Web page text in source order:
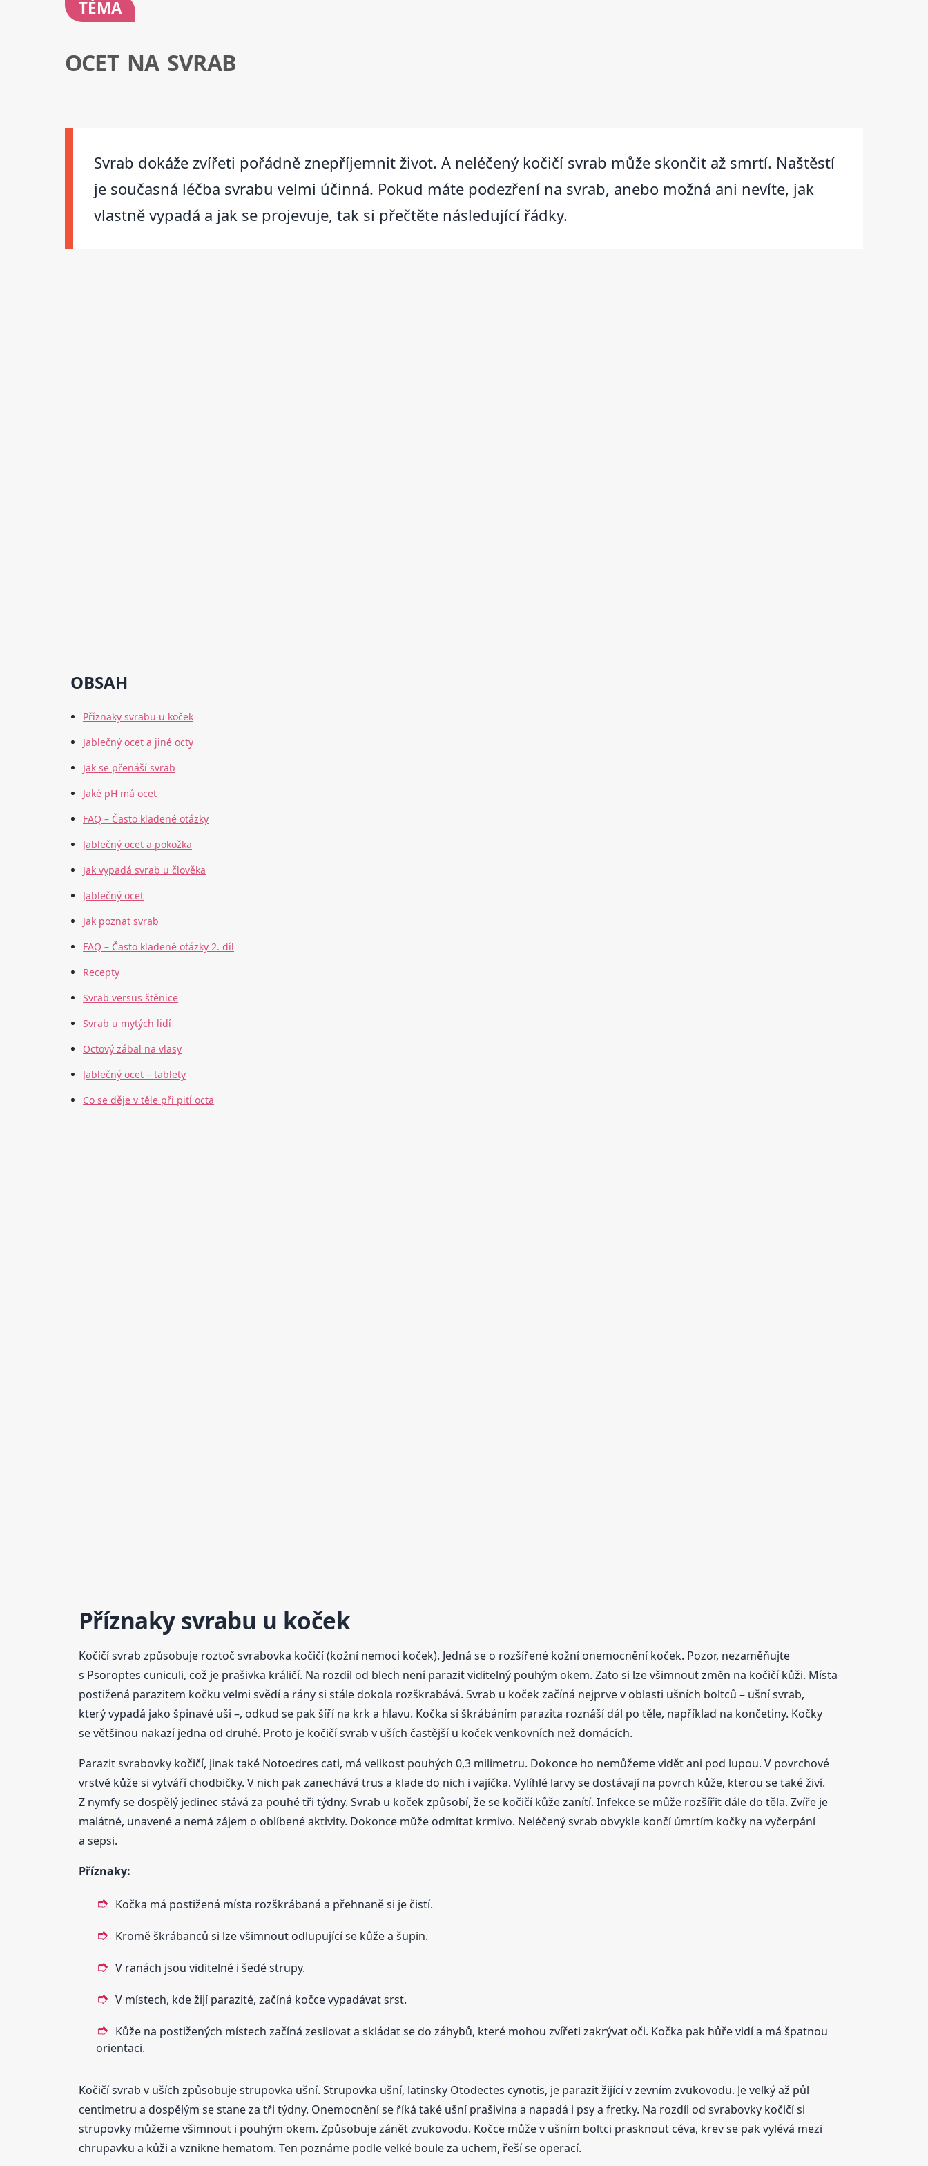
TÉMA
OCET NA SVRAB
Svrab dokáže zvířeti pořádně znepříjemnit život. A neléčený kočičí svrab může skončit až smrtí. Naštěstí
je současná léčba svrabu velmi účinná. Pokud máte podezření na svrab, anebo možná ani nevíte, jak
vlastně vypadá a jak se projevuje, tak si přečtěte následující řádky.
OBSAH
Příznaky svrabu u koček
Jablečný ocet a jiné octy
Jak se přenáší svrab
Jaké pH má ocet
FAQ – Často kladené otázky
Jablečný ocet a pokožka
Jak vypadá svrab u člověka
Jablečný ocet
Jak poznat svrab
FAQ – Často kladené otázky 2. díl
Recepty
Svrab versus štěnice
Svrab u mytých lidí
Octový zábal na vlasy
Jablečný ocet – tablety
Co se děje v těle při pití octa
Příznaky svrabu u koček
Kočičí svrab způsobuje roztoč svrabovka kočičí (kožní nemoci koček). Jedná se o rozšířené kožní onemocnění koček. Pozor, nezaměňujte
s Psoroptes cuniculi, což je prašivka králičí. Na rozdíl od blech není parazit viditelný pouhým okem. Zato si lze všimnout změn na kočičí kůži. Místa
postižená parazitem kočku velmi svědí a rány si stále dokola rozškrabává. Svrab u koček začíná nejprve v oblasti ušních boltců – ušní svrab,
který vypadá jako špinavé uši –, odkud se pak šíří na krk a hlavu. Kočka si škrábáním parazita roznáší dál po těle, například na končetiny. Kočky
se většinou nakazí jedna od druhé. Proto je kočičí svrab v uších častější u koček venkovních než domácích.
Parazit svrabovky kočičí, jinak také Notoedres cati, má velikost pouhých 0,3 milimetru. Dokonce ho nemůžeme vidět ani pod lupou. V povrchové
vrstvě kůže si vytváří chodbičky. V nich pak zanechává trus a klade do nich i vajíčka. Vylíhlé larvy se dostávají na povrch kůže, kterou se také živí.
Z nymfy se dospělý jedinec stává za pouhé tři týdny. Svrab u koček způsobí, že se kočičí kůže zanítí. Infekce se může rozšířit dále do těla. Zvíře je
malátné, unavené a nemá zájem o oblíbené aktivity. Dokonce může odmítat krmivo. Neléčený svrab obvykle končí úmrtím kočky na vyčerpání
a sepsi.
Příznaky:
Kočka má postižená místa rozškrábaná a přehnaně si je čistí.
Kromě škrábanců si lze všimnout odlupující se kůže a šupin.
V ranách jsou viditelné i šedé strupy.
V místech, kde žijí parazité, začíná kočce vypadávat srst.
Kůže na postižených místech začíná zesilovat a skládat se do záhybů, které mohou zvířeti zakrývat oči. Kočka pak hůře vidí a má špatnou
orientaci.
Kočičí svrab v uších způsobuje strupovka ušní. Strupovka ušní, latinsky Otodectes cynotis, je parazit žijící v zevním zvukovodu. Je velký až půl
centimetru a dospělým se stane za tři týdny. Onemocnění se říká také ušní prašivina a napadá i psy a fretky. Na rozdíl od svrabovky kočičí si
strupovky můžeme všimnout i pouhým okem. Způsobuje zánět zvukovodu. Kočce může v ušním boltci prasknout céva, krev se pak vylévá mezi
chrupavku a kůži a vznikne hematom. Ten poznáme podle velké boule za uchem, řeší se operací.